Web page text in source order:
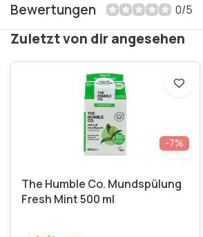
Bewertungen 0/5
Zuletzt von dir angesehen
-7%
The Humble Co. Mundspülung
Fresh Mint 500 ml